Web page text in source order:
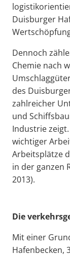
Duisburger
Dennoch
Chemie nach
des
zahlreicher
und
Industrie
wichtiger
Arbeitsplätze
in der ganzen
2013).
Die
Mit einer
Hafenbecken,